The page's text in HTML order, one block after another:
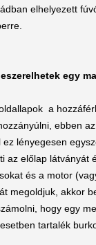
elhelyezett
egy
a
ebben
lényegesen
az előlap látványát
és a motor
megoldjuk, akkor
hogy egy
tartalék